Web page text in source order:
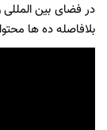
در فضای بین
بلافاصله ده ها